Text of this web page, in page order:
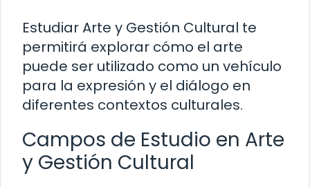
Estudiar Arte y Gestión Cultural te
permitirá explorar cómo el arte
puede ser utilizado como un vehículo
para la expresión y el diálogo en
diferentes contextos culturales.
Campos de Estudio en Arte
y Gestión Cultural